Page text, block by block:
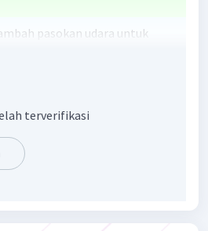
pasokan udara untuk
pada tumbuhan lain atau
cadangan makanan.
terverifikasi